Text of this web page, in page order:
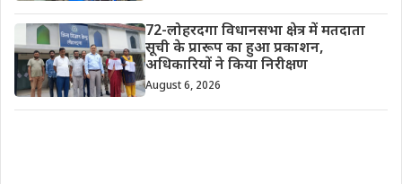
72-लोहरदगा विधानसभा क्षेत्र में मतदाता
सूची के प्रारूप का हुआ प्रकाशन,
अधिकारियों ने किया निरीक्षण
August 6, 2026